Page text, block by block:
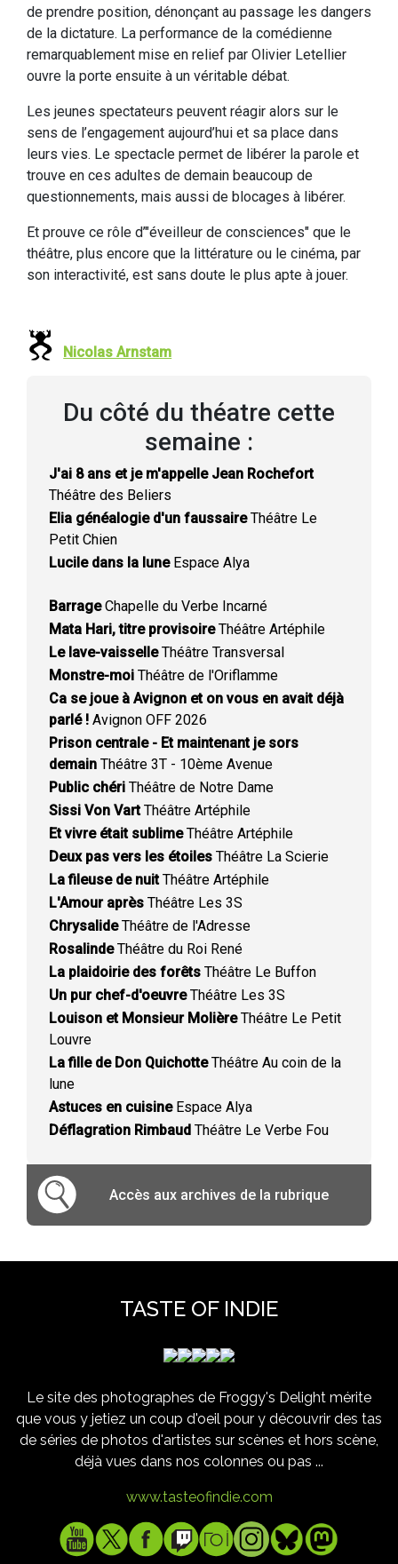
de prendre position, dénonçant au passage les dangers
de la dictature. La performance de la comédienne
remarquablement mise en relief par Olivier Letellier
ouvre la porte ensuite à un véritable débat.
Les jeunes spectateurs peuvent réagir alors sur le
sens de l’engagement aujourd’hui et sa place dans
leurs vies. Le spectacle permet de libérer la parole et
trouve en ces adultes de demain beaucoup de
questionnements, mais aussi de blocages à libérer.
Et prouve ce rôle d’"éveilleur de consciences" que le
théâtre, plus encore que la littérature ou le cinéma, par
son interactivité, est sans doute le plus apte à jouer.
Nicolas Arnstam
Du côté du théatre cette
semaine :
J'ai 8 ans et je m'appelle Jean Rochefort
Théâtre des Beliers
Elia généalogie d'un faussaireThéâtre Le
Petit Chien
Lucile dans la luneEspace Alya
BarrageChapelle du Verbe Incarné
Mata Hari, titre provisoireThéâtre Artéphile
Le lave-vaisselleThéâtre Transversal
Monstre-moi Théâtre de l'Oriflamme
Ca se joue à Avignon et on vous en avait déjà
parlé ! Avignon OFF 2026
Prison centrale - Et maintenant je sors
demain Théâtre 3T - 10ème Avenue
Public chéri Théâtre de Notre Dame
Sissi Von VartThéâtre Artéphile
Et vivre était sublimeThéâtre Artéphile
Deux pas vers les étoiles Théâtre La Scierie
La fileuse de nuitThéâtre Artéphile
L'Amour après Théâtre Les 3S
ChrysalideThéâtre de l'Adresse
RosalindeThéâtre du Roi René
La plaidoirie des forêts Théâtre Le Buffon
Un pur chef-d'oeuvreThéâtre Les 3S
Louison et Monsieur MolièreThéâtre Le Petit
Louvre
La fille de Don QuichotteThéâtre Au coin de la
lune
Astuces en cuisineEspace Alya
Déflagration Rimbaud Théâtre Le Verbe Fou
Accès aux archives de la rubrique
TASTE OF INDIE
Le site des photographes de Froggy's Delight mérite
que vous y jetiez un coup d'oeil pour y découvrir des tas
de séries de photos d'artistes sur scènes et hors scène,
déjà vues dans nos colonnes ou pas ...
www.tasteofindie.com